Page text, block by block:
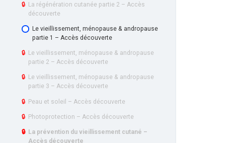
🔒 La régénération cutanée partie 2 – Accès
découverte
Le vieillissement, ménopause & andropause
partie 1 – Accès découverte
🔒 Le vieillissement, ménopause & andropause
partie 2 – Accès découverte
🔒 Le vieillissement, ménopause & andropause
partie 3 – Accès découverte
🔒 Peau et soleil – Accès découverte
🔒 Photoprotection – Accès découverte
🔒
La prévention du vieillissement cutané –
Accès découverte